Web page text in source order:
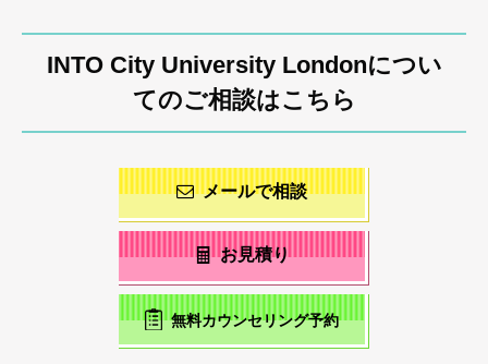
INTO City University Londonについ
てのご相談はこちら
メールで相談
お見積り
無料カウンセリング予約